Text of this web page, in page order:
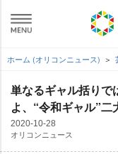
ホーム (オリコンニュース)
単なるギャル括り
よ、“令和ギャル”
2020-10-28
オリコンニュース